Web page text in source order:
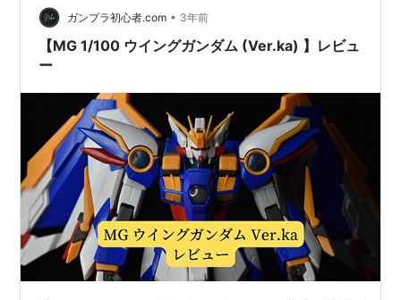
ガンプラ初心者.com • 3年前
【MG 1/100 ウイングガンダム (Ver.ka) 】レビュ
ー